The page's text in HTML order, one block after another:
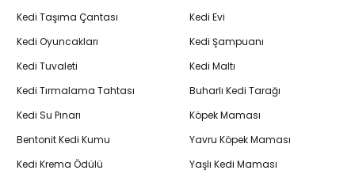
Kedi Taşıma Çantası
Kedi Oyuncakları
Kedi Tuvaleti
Kedi Tırmalama Tahtası
Kedi Su Pınarı
Bentonit Kedi Kumu
Kedi Krema Ödülü
Kedi Evi
Kedi Şampuanı
Kedi Maltı
Buharlı Kedi Tarağı
Köpek Maması
Yavru Köpek Maması
Yaşlı Kedi Maması